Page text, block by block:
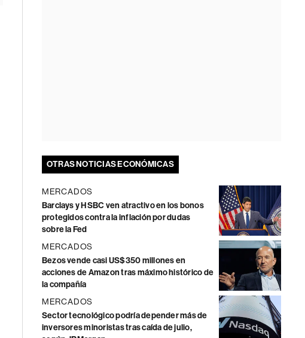
OTRAS NOTICIAS ECONÓMICAS
MERCADOS
Barclays y HSBC ven atractivo en los bonos
protegidos contra la inflación por dudas
sobre la Fed
MERCADOS
Bezos vende casi US$350 millones en
acciones de Amazon tras máximo histórico de
la compañía
MERCADOS
Sector tecnológico podría depender más de
inversores minoristas tras caída de julio,